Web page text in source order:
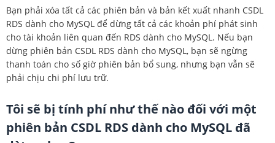
Bạn phải xóa tất cả các phiên bản và bản kết xuất nhanh CSDL
RDS dành cho MySQL để dừng tất cả các khoản phí phát sinh
cho tài khoản liên quan đến RDS dành cho MySQL. Nếu bạn
dừng phiên bản CSDL RDS dành cho MySQL, bạn sẽ ngừng
thanh toán cho số giờ phiên bản bổ sung, nhưng bạn vẫn sẽ
phải chịu chi phí lưu trữ.
Tôi sẽ bị tính phí như thế nào đối với một
phiên bản CSDL RDS dành cho MySQL đã